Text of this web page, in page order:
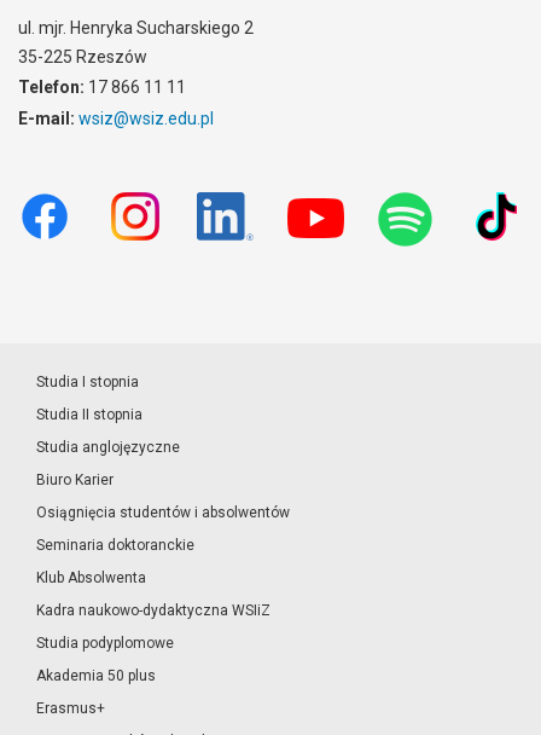
ul. mjr. Henryka Sucharskiego 2
35-225 Rzeszów
Telefon: 17 866 11 11
E-mail: wsiz@wsiz.edu.pl
Studia I stopnia
Studia II stopnia
Studia anglojęzyczne
Biuro Karier
Osiągnięcia studentów i absolwentów
Seminaria doktoranckie
Klub Absolwenta
Kadra naukowo-dydaktyczna WSIiZ
Studia podyplomowe
Akademia 50 plus
Erasmus+